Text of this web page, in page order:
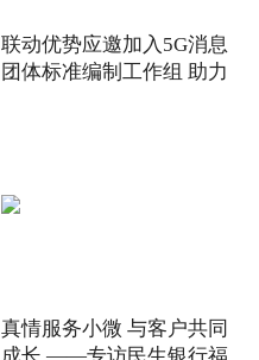
联动优势应邀加入5G消息
团体标准编制工作组 助力
真情服务小微 与客户共同